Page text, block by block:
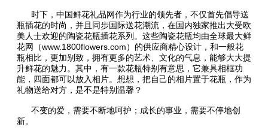
时下，中国鲜花礼品网作为行业的领先者，不仅首先倡导送
瓶插花的时尚，并且同步国际送花潮流，在国内独家推出大受欧
美人士欢迎的陶瓷花瓶插花系列。这些陶瓷花瓶均由全球最大鲜
花网（www.1800flowers.com）的供应商精心设计，和一般花
瓶相比，更加别致，拥有更多的艺术、文化的气息，能够大大提
升鲜花的魅力。其中，有一款花瓶特别有意思，它兼具相框功
能，四面都可以放入相片。想想，把自己的相片置于花瓶，作为
礼物送给对方，是不是特别温馨？
不变的爱，需要不断地呵护；成长的事业，需要不停地创
新。